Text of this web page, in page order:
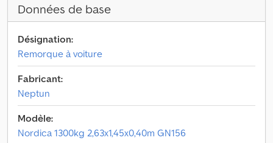
Données de base
Désignation:
Remorque à voiture
Fabricant:
Neptun
Modèle:
Nordica 1300kg 2,63x1,45x0,40m GN156